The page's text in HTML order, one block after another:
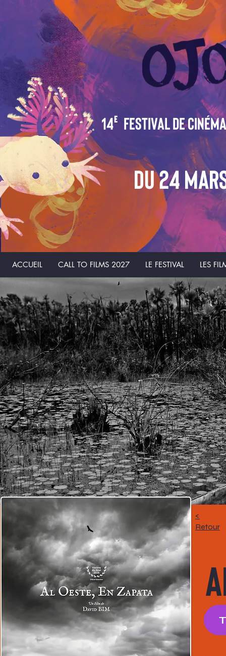
e
14 festival de
Du 24
ACCUEIL CALL TO FILMS 2027 LE FESTIVAL LES
<
Retour